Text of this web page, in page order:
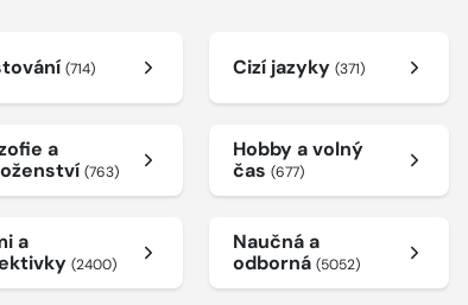
(714) Cizí jazyky (371)
a
(763)
Hobby a volný
čas (677)
a
(2400)
Naučná a
odborná (5052)